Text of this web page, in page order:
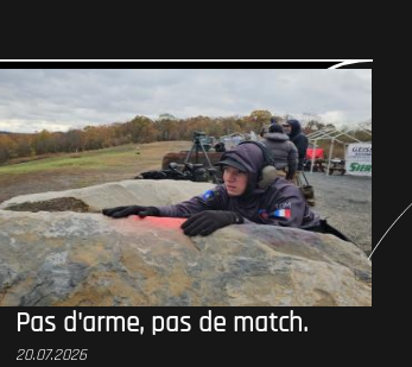
Pas d'arme, pas de match.
20.07.2026